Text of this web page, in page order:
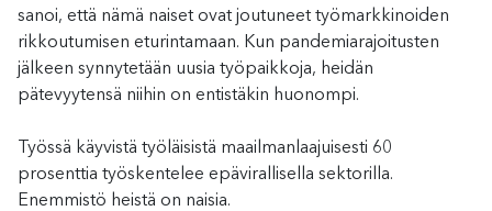
sanoi, että nämä naiset ovat joutuneet työmarkkinoiden
rikkoutumisen eturintamaan. Kun pandemiarajoitusten
jälkeen synnytetään uusia työpaikkoja, heidän
pätevyytensä niihin on entistäkin huonompi.
Työssä käyvistä työläisistä maailmanlaajuisesti 60
prosenttia työskentelee epävirallisella sektorilla.
Enemmistö heistä on naisia.